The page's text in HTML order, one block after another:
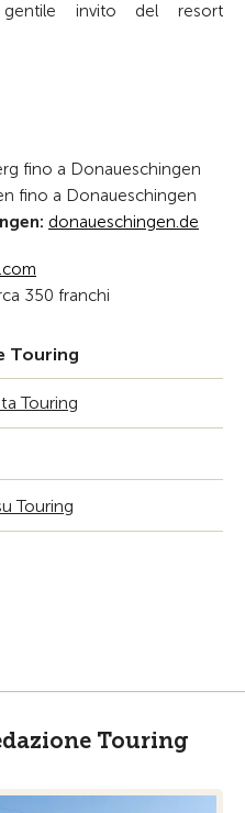
gentile invito del resort
fino a Donaueschingen
fino a Donaueschingen
donaueschingen.de
350 franchi
Touring
Touring
Touring
Touring